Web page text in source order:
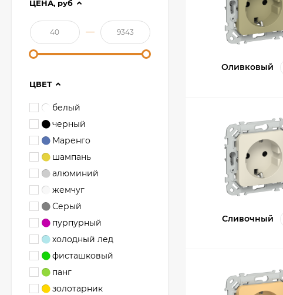
Оливковый
Сливочный
ЦЕНА, руб
—
ЦВЕТ
белый
черный
Маренго
шампань
алюминий
жемчуг
Серый
пурпурный
холодный лед
фисташковый
панг
золотарник